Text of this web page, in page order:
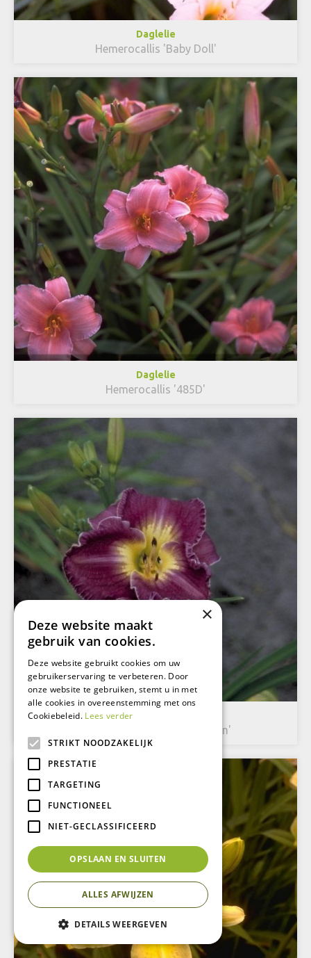
Daglelie
Hemerocallis 'Baby Doll'
Daglelie
Hemerocallis '485D'
Hemerocallis 'Court Magician'
×
Deze website maakt
gebruik van cookies.
Deze website gebruikt cookies om uw
gebruikerservaring te verbeteren. Door
onze website te gebruiken, stemt u in met
alle cookies in overeenstemming met ons
Cookiebeleid. Lees verder
STRIKT NOODZAKELIJK
PRESTATIE
TARGETING
FUNCTIONEEL
NIET-GECLASSIFICEERD
OPSLAAN EN SLUITEN
ALLES AFWIJZEN
DETAILS WEERGEVEN